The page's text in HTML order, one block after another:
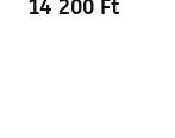
14 200 Ft